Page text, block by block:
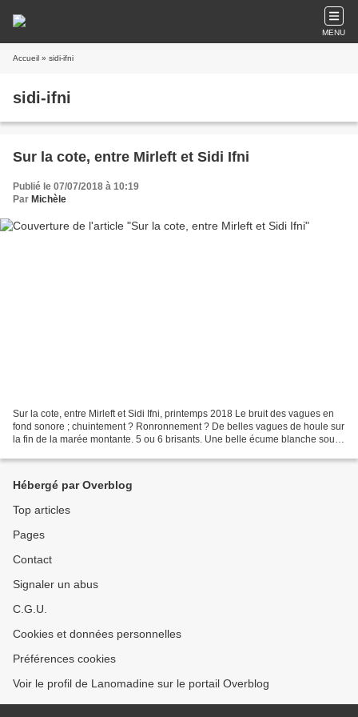
MENU
Accueil » sidi-ifni
sidi-ifni
Sur la cote, entre Mirleft et Sidi Ifni
Publié le 07/07/2018 à 10:19
Par Michèle
Sur la cote, entre Mirleft et Sidi Ifni, printemps 2018 Le bruit des vagues en
fond sonore ; chuintement ? Ronronnement ? De belles vagues de houle sur
la fin de la marée montante. 5 ou 6 brisants. Une belle écume blanche sous
Hébergé par Overblog
Top articles
Pages
Contact
Signaler un abus
C.G.U.
Cookies et données personnelles
Préférences cookies
Voir le profil de Lanomadine sur le portail Overblog